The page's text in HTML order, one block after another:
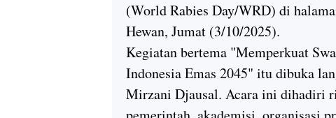
(World Rabies Day/WRD) di
Hewan, Jumat (3/10/2025).
Kegiatan bertema "Memperkuat
Indonesia Emas 2045" itu dibuka
Mirzani Djausal. Acara ini dihadiri